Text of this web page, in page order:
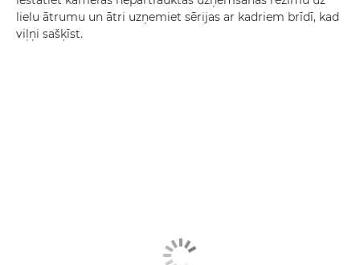
lielu ātrumu un ātri uzņemiet sērijas ar kadriem brīdī, kad
viļņi sašķīst.